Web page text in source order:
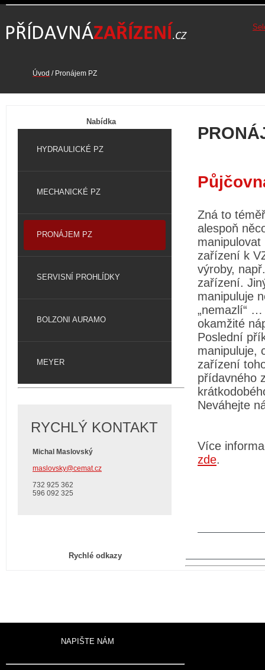
Úvod / Pronájem PZ
Zná to
alespoň
zařízení k
výroby,
zařízení.
manipuluje
„nemazlí“
okamžité
Poslední
manipuluje,
zařízení
přídavného
Neváhejte
Více
zde.
Nabídka
HYDRAULICKÉ PZ
MECHANICKÉ PZ
PRONÁJEM PZ
SERVISNÍ PROHLÍDKY
BOLZONI AURAMO
MEYER
RYCHLÝ KONTAKT
Michal Maslovský
maslovsky@cemat.cz
732 925 362
596 092 325
Rychlé odkazy
NAPIŠTE NÁM